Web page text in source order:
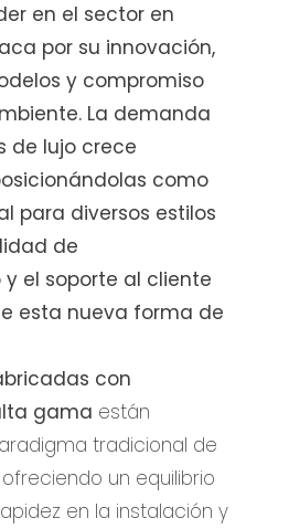
en el sector en
por su innovación,
y compromiso
La demanda
de lujo crece
como
para diversos estilos
de
el soporte al cliente
esta nueva forma de
con
gama están
tradicional de
un equilibrio
en la instalación y